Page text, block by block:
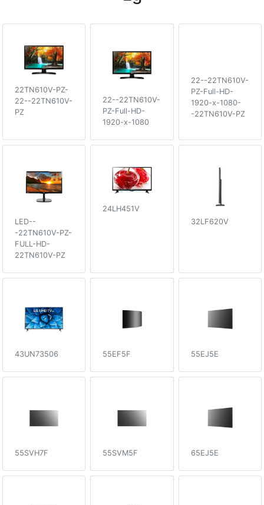
22TN610V-PZ-
22--22TN610V-
PZ
22--22TN610V-
PZ-Full-HD-
1920-x-1080
22--22TN610V-
PZ-Full-HD-
1920-x-1080-
-22TN610V-PZ
LED--
-22TN610V-PZ-
FULL-HD-
22TN610V-PZ
24LH451V
32LF620V
43UN73506 55EF5F 55EJ5E
55SVH7F 55SVM5F 65EJ5E